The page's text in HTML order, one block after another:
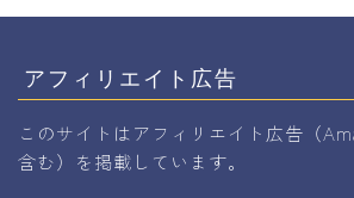
アフィリエイト広告
このサイトはアフィリエイト広告（
含む）を掲載しています。